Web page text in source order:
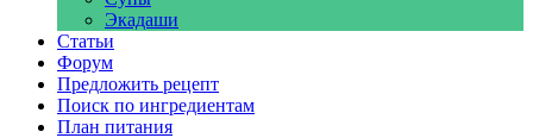
Экадаши
Статьи
Форум
Предложить рецепт
Поиск по ингредиентам
План питания